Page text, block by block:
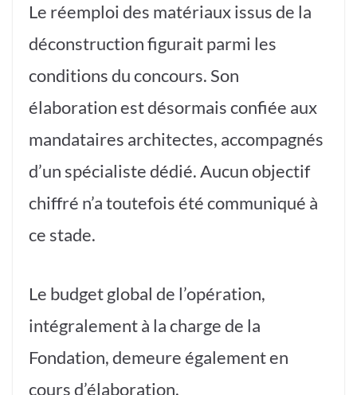
Le réemploi des matériaux issus de la
déconstruction figurait parmi les
conditions du concours. Son
élaboration est désormais confiée aux
mandataires architectes, accompagnés
d’un spécialiste dédié. Aucun objectif
chiffré n’a toutefois été communiqué à
ce stade.
Le budget global de l’opération,
intégralement à la charge de la
Fondation, demeure également en
cours d’élaboration.